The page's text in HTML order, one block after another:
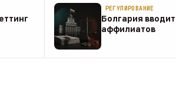
РЕГУЛИРОВАНИЕ
Болгария
аффилиатов
08 авг